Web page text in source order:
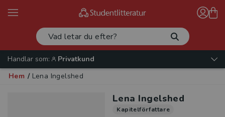
Handlar som:
Privatkund
Hem / Lena Ingelshed
Lena Ingelshed
Kapitelförfattare